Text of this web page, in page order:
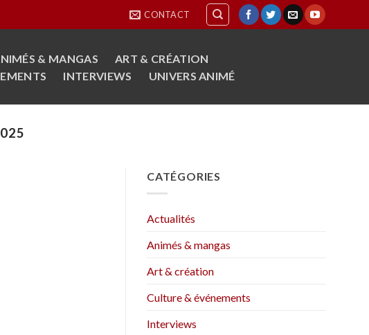
CONTACT
& MANGAS
ART & CRÉATION
INTERVIEWS UNIVERS ANIMÉ
CATÉGORIES
Actualités
Animés & mangas
Art & création
Culture & événements
Interviews